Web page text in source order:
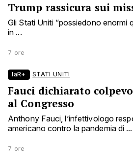
Trump rassicura sui
Gli Stati Uniti “possiedono enormi
in ...
7 ore
laR+ STATI UNITI
Fauci dichiarato
al Congresso
Anthony Fauci, l’infettivologo
americano contro la pandemia di ...
7 ore